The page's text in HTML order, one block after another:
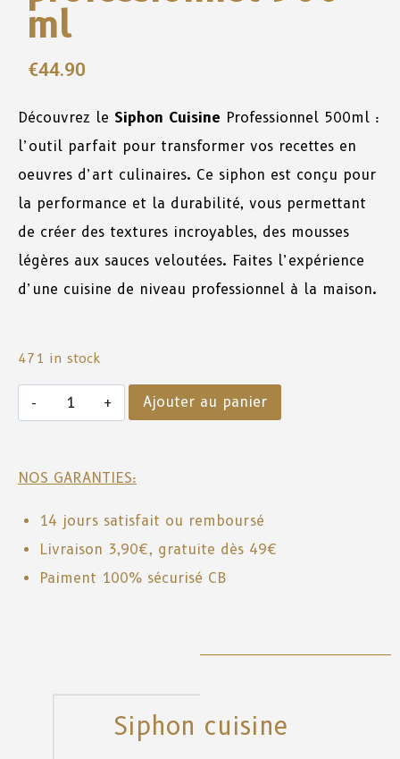
ml
€44.90
Découvrez le Siphon Cuisine Professionnel 500ml :
l’outil parfait pour transformer vos recettes en
oeuvres d’art culinaires. Ce siphon est conçu pour
la performance et la durabilité, vous permettant
de créer des textures incroyables, des mousses
légères aux sauces veloutées. Faites l’expérience
d’une cuisine de niveau professionnel à la maison.
471 in stock
Ajouter au panier
NOS GARANTIES:
14 jours satisfait ou remboursé
Livraison 3,90€, gratuite dès 49€
Paiment 100% sécurisé CB
Siphon cuisine